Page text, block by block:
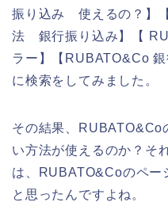
振り込み 使えるの？】
法 銀行振り込み】【
ラー】【RUBATO&Co
に検索をしてみました。
その結果、RUBATO&Co
い方法が使えるのか？そ
は、RUBATO&Coのペー
と思ったんですよね。